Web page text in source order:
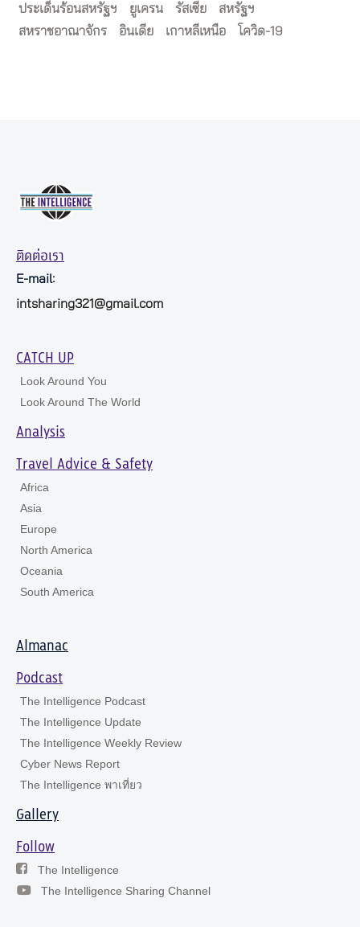
ประเด็นร้อนสหรัฐฯ
ยูเครน รัสเซีย
สหรัฐฯ
สหราชอาณาจักร
อินเดีย เกาหลีเหนือ โควิด-19
ติดต่อเรา
E-mail:
intsharing321@gmail.com
CATCH UP
Look Around You
Look Around The World
Analysis
Travel Advice & Safety
Africa
Asia
Europe
North America
Oceania
South America
Almanac
Podcast
The Intelligence Podcast
The Intelligence Update
The Intelligence Weekly Review
Cyber News Report
The Intelligence พาเที่ยว
Gallery
Follow
The Intelligence
The Intelligence Sharing Channel